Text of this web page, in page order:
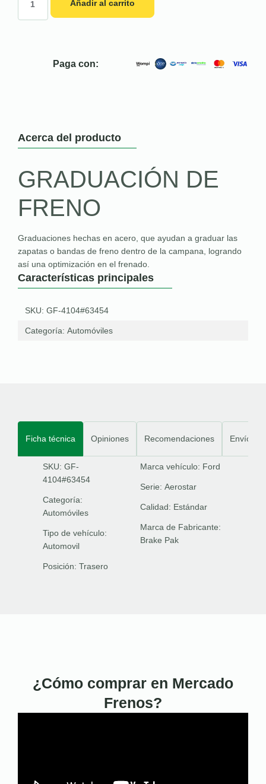
Añadir al carrito
Paga con:
Acerca del producto
GRADUACIÓN DE
FRENO
Graduaciones hechas en acero, que ayudan a graduar las
zapatas o bandas de freno dentro de la campana, logrando
así una optimización en el frenado.
Características principales
SKU: GF-4104#63454
Categoría: Automóviles
Ficha técnica Opiniones Recomendaciones Envíos
SKU: GF-
4104#63454
Categoría:
Automóviles
Tipo de vehículo:
Automovil
Posición: Trasero
Marca vehículo: Ford
Serie: Aerostar
Calidad: Estándar
Marca de Fabricante:
Brake Pak
¿Cómo comprar en Mercado
Frenos?